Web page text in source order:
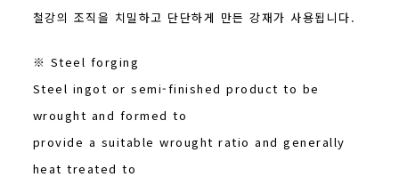
철강의 조직을 치밀하고 단단하게 만든 강재가 사용됩니다.
※ Steel forging
Steel ingot or semi-finished product to be
wrought and formed to
provide a suitable wrought ratio and generally
heat treated to